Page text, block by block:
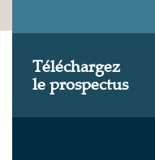
Téléchargez
le prospectus